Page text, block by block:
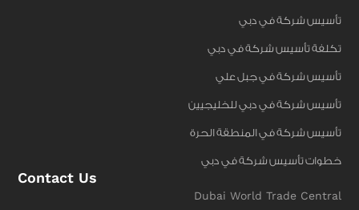
تأسيس شركة في دبي
تكلفة تأسيس شركة في دبي
تأسيس شركة في جبل علي
تأسيس شركة في دبي للخليجيين
تأسيس شركة في المنطقة الحرة
خطوات تأسيس شركة في دبي
Contact Us
Dubai World Trade Central